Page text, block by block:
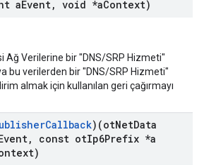
aEvent, void *aContext)
Ağ Verilerine bir "DNS/SRP Hizmeti"
bu verilerden bir "DNS/SRP Hizmeti"
almak için kullanılan geri çağırmayı
Callback)(otNetData
, const otIp6Prefix *a